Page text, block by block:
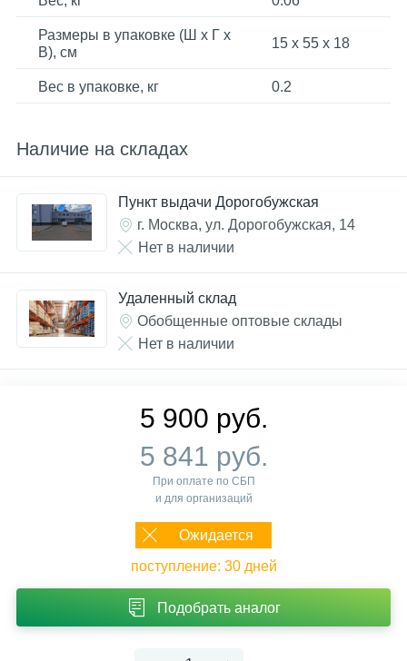
Размеры в упаковке (Ш x Г x
В), см
15 x 55 x 18
Вес в упаковке, кг 0.2
Наличие на складах
Пункт выдачи Дорогобужская
г. Москва, ул. Дорогобужская, 14
Нет в наличии
Удаленный склад
Обобщенные оптовые склады
Нет в наличии
5 900 руб.
5 841 руб.
При оплате по СБП
и для организаций
Ожидается
поступление: 30 дней
Подобрать аналог